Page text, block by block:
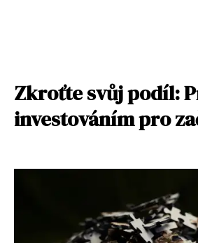
Zkroťte svůj podíl:
investováním pro